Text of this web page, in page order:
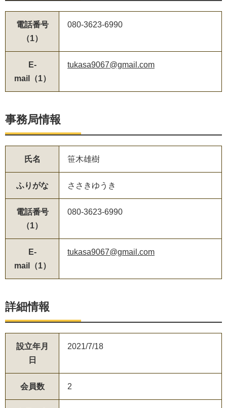
電話番号
（1）
080-3623-6990
E-
mail（1）
tukasa9067@gmail.com
事務局情報
氏名 笹木雄樹
ふりがな ささきゆうき
電話番号
（1）
080-3623-6990
E-
mail（1）
tukasa9067@gmail.com
詳細情報
設立年月
日
2021/7/18
会員数 2